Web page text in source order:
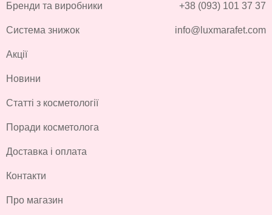
Бренди та виробники
Система знижок
Акції
Новини
Статті з косметології
Поради косметолога
Доставка і оплата
Контакти
Про магазин
+38 (093) 101 37 37
info@luxmarafet.com